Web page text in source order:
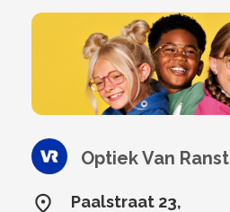
Optiek Van Ranst
Paalstraat 23,